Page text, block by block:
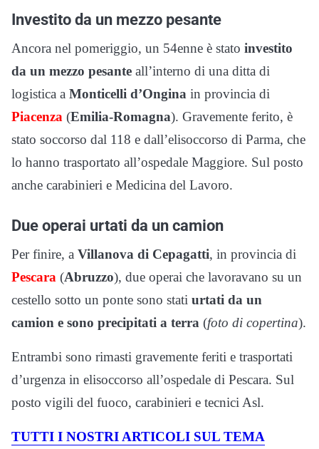
Investito da un mezzo pesante
Ancora nel pomeriggio, un 54enne è stato investito
da un mezzo pesante all’interno di una ditta di
logistica a Monticelli d’Ongina in provincia di
Piacenza (Emilia-Romagna). Gravemente ferito, è
stato soccorso dal 118 e dall’elisoccorso di Parma, che
lo hanno trasportato all’ospedale Maggiore. Sul posto
anche carabinieri e Medicina del Lavoro.
Due operai urtati da un camion
Per finire, a Villanova di Cepagatti, in provincia di
Pescara (Abruzzo), due operai che lavoravano su un
cestello sotto un ponte sono stati urtati da un
camion e sono precipitati a terra (foto di copertina).
Entrambi sono rimasti gravemente feriti e trasportati
d’urgenza in elisoccorso all’ospedale di Pescara. Sul
posto vigili del fuoco, carabinieri e tecnici Asl.
TUTTI I NOSTRI ARTICOLI SUL TEMA